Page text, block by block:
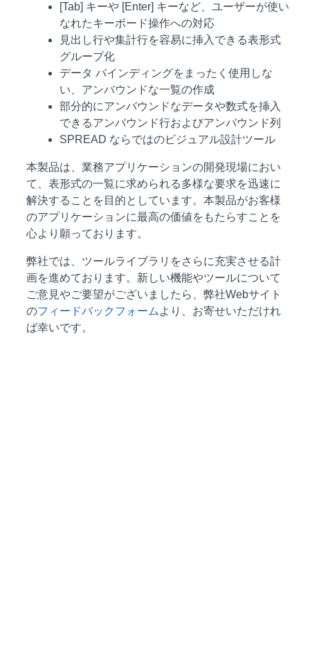
[Tab] キーや [Enter] キーなど、ユーザーが使い
なれたキーボード操作への対応
見出し行や集計行を容易に挿入できる表形式
グループ化
データ バインディングをまったく使用しな
い、アンバウンドな一覧の作成
部分的にアンバウンドなデータや数式を挿入
できるアンバウンド行およびアンバウンド列
SPREAD ならではのビジュアル設計ツール
本製品は、業務アプリケーションの開発現場におい
て、表形式の一覧に求められる多様な要求を迅速に
解決することを目的としています。本製品がお客様
のアプリケーションに最高の価値をもたらすことを
心より願っております。
弊社では、ツールライブラリをさらに充実させる計
画を進めております。新しい機能やツールについて
ご意見やご要望がございましたら、弊社Webサイト
のフィードバックフォーム より、お寄せいただけれ
ば幸いです。